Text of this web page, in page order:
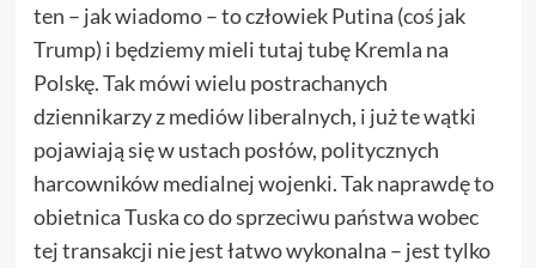
ten – jak wiadomo – to człowiek Putina (coś jak
Trump) i będziemy mieli tutaj tubę Kremla na
Polskę. Tak mówi wielu postrachanych
dziennikarzy z mediów liberalnych, i już te wątki
pojawiają się w ustach posłów, politycznych
harcowników medialnej wojenki. Tak naprawdę to
obietnica Tuska co do sprzeciwu państwa wobec
tej transakcji nie jest łatwo wykonalna – jest tylko